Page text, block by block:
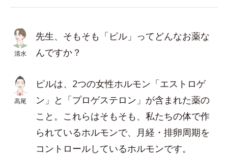
清水
先生、そもそも「ピル」ってどんなお薬な
んですか？
高尾
ピルは、2つの女性ホルモン「エストロゲ
ン」と「プロゲステロン」が含まれた薬の
こと。これらはそもそも、私たちの体で作
られているホルモンで、月経・排卵周期を
コントロールしているホルモンです。